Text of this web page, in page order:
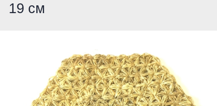
19 см